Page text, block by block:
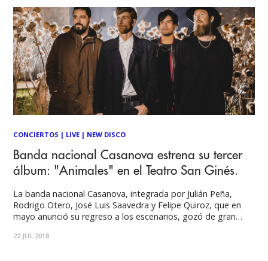
CONCIERTOS | LIVE | NEW DISCO
Banda nacional Casanova estrena su tercer
álbum: "Animales" en el Teatro San Ginés.
La banda nacional Casanova, integrada por Julián Peña,
Rodrigo Otero, José Luis Saavedra y Felipe Quiroz, que en
mayo anunció su regreso a los escenarios, gozó de gran
transformándose en una de las agrupaciones insignes del
22 JUL 2018